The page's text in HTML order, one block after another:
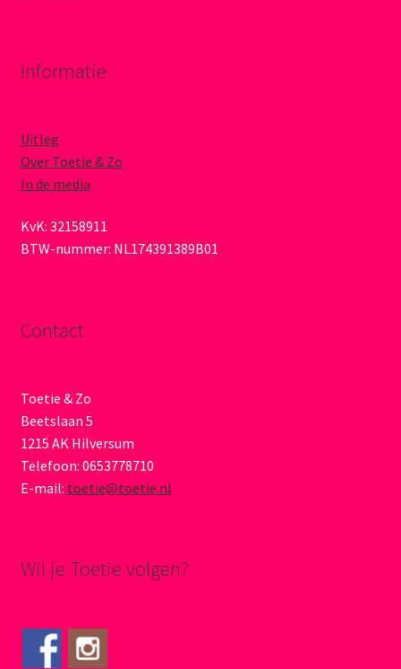
Informatie
Uitleg
Over Toetie & Zo
In de media
KvK: 32158911
BTW-nummer: NL174391389B01
Contact
Toetie & Zo
Beetslaan 5
1215 AK Hilversum
Telefoon: 0653778710
E-mail: toetie@toetie.nl
Wil je Toetie volgen?